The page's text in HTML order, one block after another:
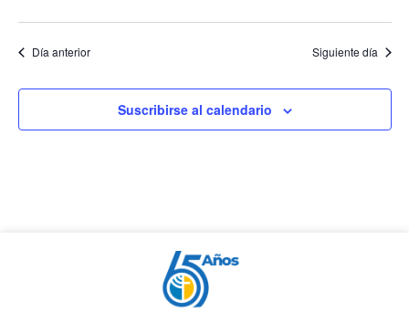
Día anterior Siguiente día
Suscribirse al calendario